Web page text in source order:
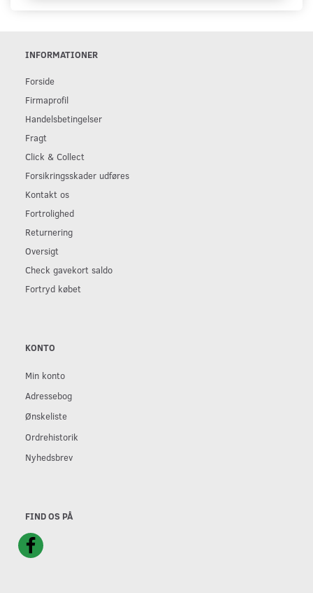
INFORMATIONER
Forside
Firmaprofil
Handelsbetingelser
Fragt
Click & Collect
Forsikringsskader udføres
Kontakt os
Fortrolighed
Returnering
Oversigt
Check gavekort saldo
Fortryd købet
KONTO
Min konto
Adressebog
Ønskeliste
Ordrehistorik
Nyhedsbrev
FIND OS PÅ